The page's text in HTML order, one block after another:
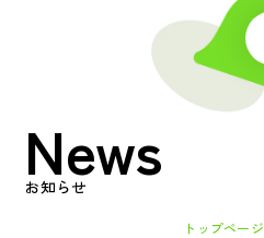
トップページ
About
News
お知らせ
トップページ